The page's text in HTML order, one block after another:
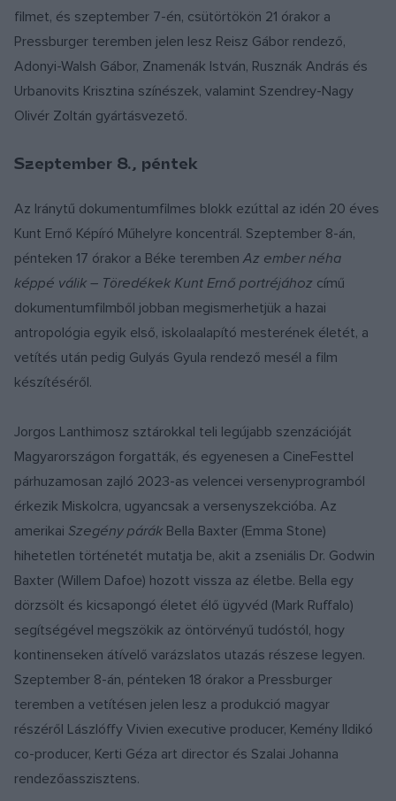
filmet, és szeptember 7-én, csütörtökön 21 órakor a
Pressburger teremben jelen lesz Reisz Gábor rendező,
Adonyi-Walsh Gábor, Znamenák István, Rusznák András és
Urbanovits Krisztina színészek, valamint Szendrey-Nagy
Olivér Zoltán gyártásvezető.
Szeptember 8., péntek
Az Iránytű dokumentumfilmes blokk ezúttal az idén 20 éves
Kunt Ernő Képíró Műhelyre koncentrál. Szeptember 8-án,
pénteken 17 órakor a Béke terembenAz ember néha
képpé válik – Töredékek Kunt Ernő portréjához című
dokumentumfilmből jobban megismerhetjük a hazai
antropológia egyik első, iskolaalapító mesterének életét, a
vetítés után pedig Gulyás Gyula rendező mesél a film
készítéséről.
Jorgos Lanthimosz sztárokkal teli legújabb szenzációját
Magyarországon forgatták, és egyenesen a CineFesttel
párhuzamosan zajló 2023-as velencei versenyprogramból
érkezik Miskolcra, ugyancsak a versenyszekcióba. Az
amerikai Szegény párák Bella Baxter (Emma Stone)
hihetetlen történetét mutatja be, akit a zseniális Dr. Godwin
Baxter (Willem Dafoe) hozott vissza az életbe. Bella egy
dörzsölt és kicsapongó életet élő ügyvéd (Mark Ruffalo)
segítségével megszökik az öntörvényű tudóstól, hogy
kontinenseken átívelő varázslatos utazás részese legyen.
Szeptember 8-án, pénteken 18 órakor a Pressburger
teremben a vetítésen jelen lesz a produkció magyar
részéről Lászlóffy Vivien executive producer, Kemény Ildikó
co-producer, Kerti Géza art director és Szalai Johanna
rendezőasszisztens.